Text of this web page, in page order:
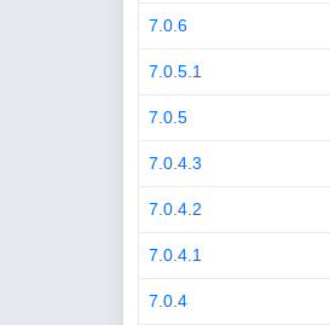
7.0.6
7.0.5.1
7.0.5
7.0.4.3
7.0.4.2
7.0.4.1
7.0.4